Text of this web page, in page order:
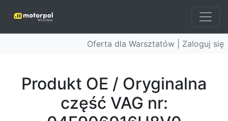
Oferta dla Warsztatów | Zaloguj się
Produkt OE / Oryginalna
część VAG nr: